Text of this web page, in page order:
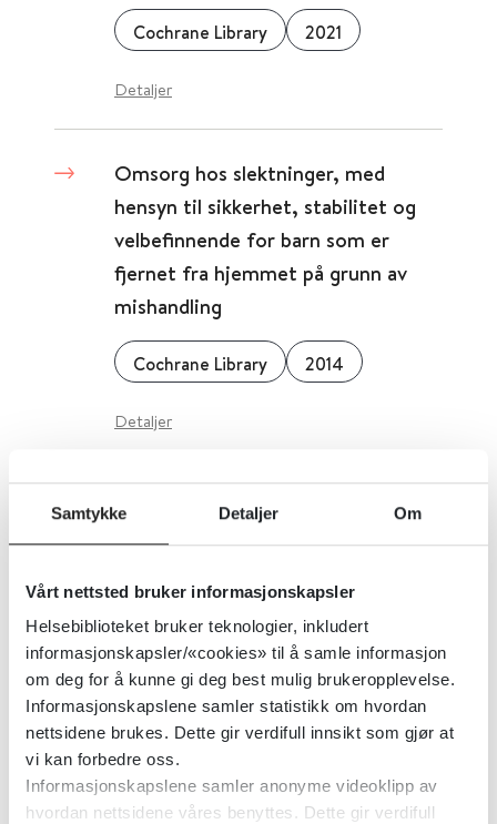
Samtykke Detaljer Om
Vårt nettsted bruker informasjonskapsler
Helsebiblioteket bruker teknologier, inkludert
informasjonskapsler/«cookies» til å samle informasjon
om deg for å kunne gi deg best mulig brukeropplevelse.
Informasjonskapslene samler statistikk om hvordan
nettsidene brukes. Dette gir verdifull innsikt som gjør at
vi kan forbedre oss.
Informasjonskapslene samler anonyme videoklipp av
hvordan nettsidene våres benyttes. Dette gir verdifull
Cochrane Library 2021
Detaljer
Omsorg hos slektninger, med
hensyn til sikkerhet, stabilitet og
velbefinnende for barn som er
fjernet fra hjemmet på grunn av
mishandling
Cochrane Library 2014
Detaljer
Omega-3-fettsyrer for autisme-
spektrum-lidelser
Cochrane Library 2011
Detaljer
Omega-3 fettsyrer kosttilskudd
ved depresjon hos barn og
ungdom